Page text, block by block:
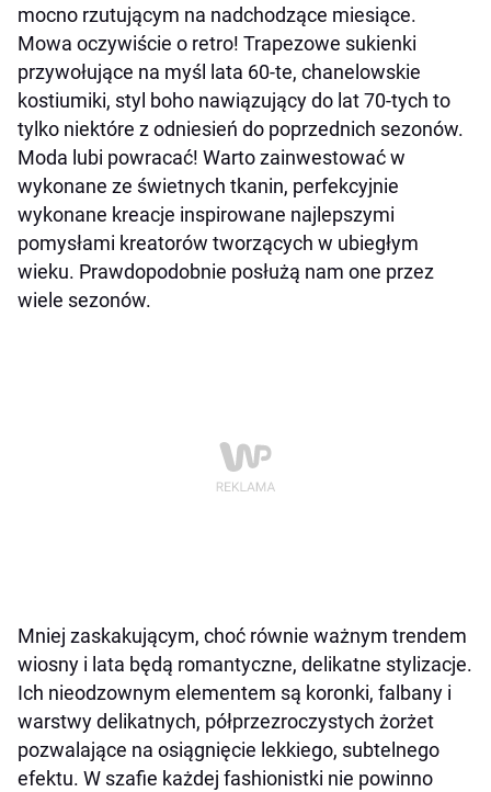
mocno rzutującym na nadchodzące miesiące.
Mowa oczywiście o retro! Trapezowe sukienki
przywołujące na myśl lata 60-te, chanelowskie
kostiumiki, styl boho nawiązujący do lat 70-tych to
tylko niektóre z odniesień do poprzednich sezonów.
Moda lubi powracać! Warto zainwestować w
wykonane ze świetnych tkanin, perfekcyjnie
wykonane kreacje inspirowane najlepszymi
pomysłami kreatorów tworzących w ubiegłym
wieku. Prawdopodobnie posłużą nam one przez
wiele sezonów.
Mniej zaskakującym, choć równie ważnym trendem
wiosny i lata będą romantyczne, delikatne stylizacje.
Ich nieodzownym elementem są koronki, falbany i
warstwy delikatnych, półprzezroczystych żorżet
pozwalające na osiągnięcie lekkiego, subtelnego
efektu. W szafie każdej fashionistki nie powinno